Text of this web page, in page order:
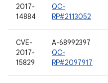
2017-
14884
QC-
RP#2113052
CVE-
2017-
15829
A-68992397
QC-
RP#2097917